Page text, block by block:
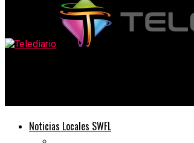
Noticias Locales SWFL